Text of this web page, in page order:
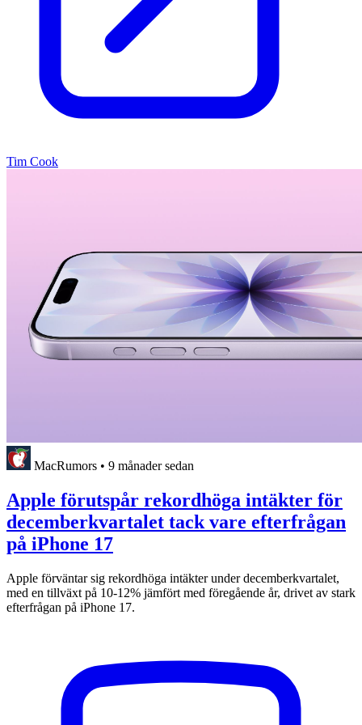
Tim Cook
MacRumors • 9 månader sedan
Apple förutspår rekordhöga intäkter för
decemberkvartalet tack vare efterfrågan
på iPhone 17
Apple förväntar sig rekordhöga intäkter under decemberkvartalet,
med en tillväxt på 10-12% jämfört med föregående år, drivet av stark
efterfrågan på iPhone 17.